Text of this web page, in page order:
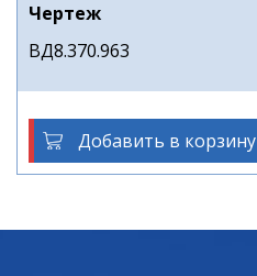
Чертеж
ВД8.370.963
Добавить в корзину